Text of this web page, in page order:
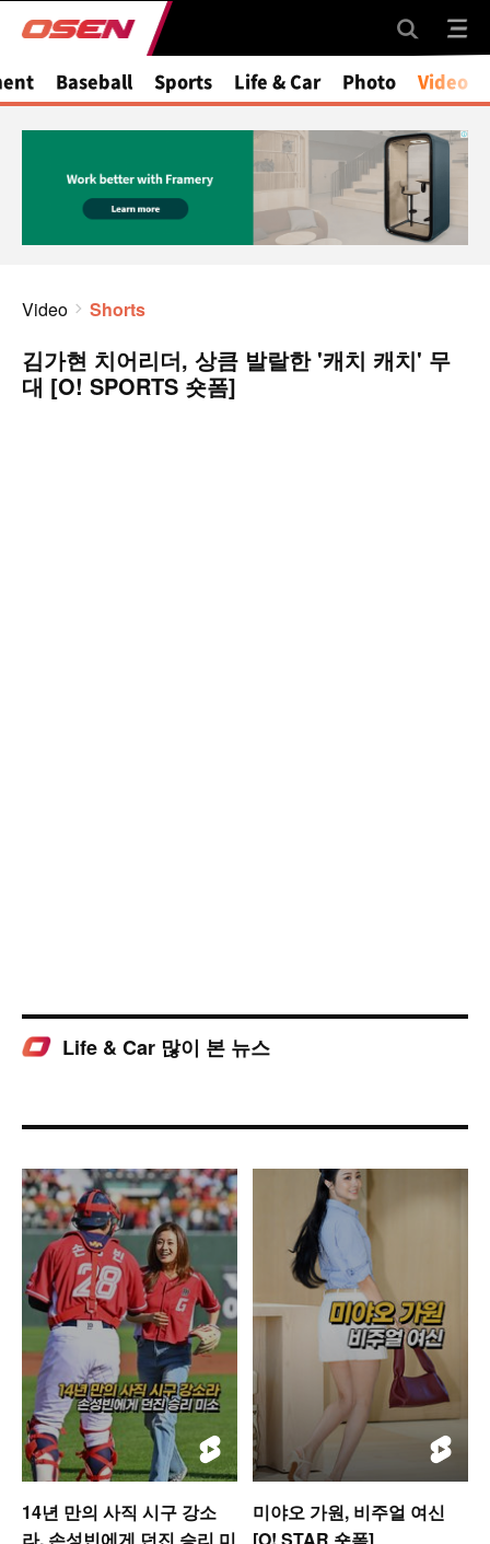
Baseball Sports Life & Car Photo Video
Video Shorts
김가현 치어리더, 상큼 발랄한 '캐치 캐치' 무
대 [O! SPORTS 숏폼]
Life & Car 많이 본 뉴스
14년 만의 사직 시구 강소
라, 손성빈에게 던진 승리 미
미야오 가원, 비주얼 여신
[O! STAR 숏폼]